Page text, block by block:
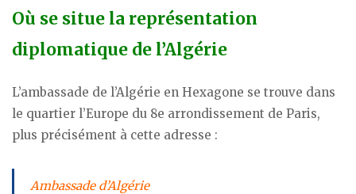
Où se situe la représentation
diplomatique de l’Algérie
L’ambassade de l’Algérie en Hexagone se trouve dans
le quartier l’Europe du 8e arrondissement de Paris,
plus précisément à cette adresse :
Ambassade d’Algérie